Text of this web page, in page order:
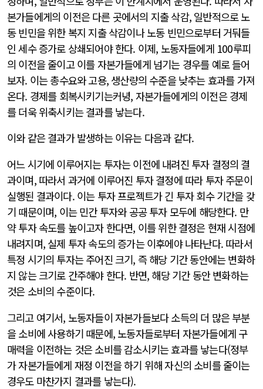
본가들에게의 이전은 다른 곳에서의 지출 삭감, 일반적으로 노
동 빈민을 위한 복지 지출 삭감이나 노동 빈민으로부터 거둬들
인 세수 증가로 상쇄되어야 한다. 이제, 노동자들에게 100루피
의 이전을 줄이고 이를 자본가들에게 넘기는 경우를 예로 들어
보자. 이는 총수요와 고용, 생산량의 수준을 낮추는 효과를 가져
온다. 경제를 회복시키기는커녕, 자본가들에게의 이전은 경제
를 더욱 위축시키는 결과를 낳는다.
이와 같은 결과가 발생하는 이유는 다음과 같다.
어느 시기에 이루어지는 투자는 이전에 내려진 투자 결정의 결
과이며, 따라서 과거에 이루어진 투자 결정에 따라 투자 주문이
실행된 결과이다. 이는 투자 프로젝트가 긴 투자 회수 기간을 갖
기 때문이며, 이는 민간 투자와 공공 투자 모두에 해당한다. 만
약 투자 속도를 높이고자 한다면, 이를 위한 결정은 현재 시점에
내려지며, 실제 투자 속도의 증가는 이후에야 나타난다. 따라서
특정 시기의 투자는 주어진 크기, 즉 해당 기간 동안에는 변화하
지 않는 크기로 간주해야 한다. 반면, 해당 기간 동안 변화하는
것은 소비의 수준이다.
그리고 여기서, 노동자들이 자본가들보다 소득의 더 많은 부분
을 소비에 사용하기 때문에, 노동자들로부터 자본가들에게 구
매력을 이전하는 것은 소비를 감소시키는 효과를 낳는다(정부
가 자본가들에게 재정 이전을 하기 위해 자신의 소비를 줄이는
경우도 마찬가지 결과를 낳는다).